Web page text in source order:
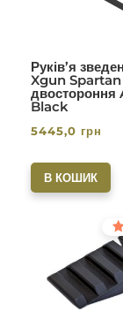
Руків’я
Xgun
двостороння
Black
5445,0 грн
В КОШИК
5.00
з 5